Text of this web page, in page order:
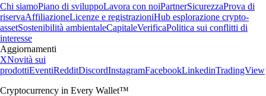
Chi siamoPiano di sviluppoLavora con noiPartnerSicurezzaProva di
riservaAffiliazioneLicenze e registrazioniHub esplorazione crypto-
assetSostenibilità ambientaleCapitaleVerificaPolitica sui conflitti di
interesse
Aggiornamenti
XNovità sui
prodottiEventiRedditDiscordInstagramFacebookLinkedinTradingView
Cryptocurrency in Every Wallet™